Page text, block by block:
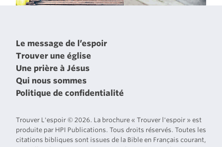
Le message de l’espoir
Trouver une église
Une prière à Jésus
Qui nous sommes
Politique de confidentialité
Trouver L'espoir © 2026. La brochure « Trouver l'espoir » est
produite par HPI Publications. Tous droits réservés. Toutes les
citations bibliques sont issues de la Bible en Français courant,